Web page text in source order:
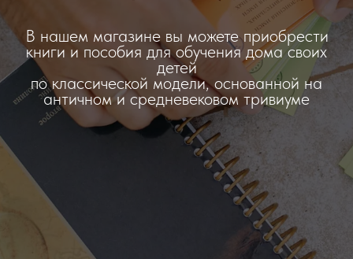
В нашем магазине вы можете приобрести
книги и пособия для обучения дома своих
детей
по классической модели, основанной на
античном и средневековом тривиуме